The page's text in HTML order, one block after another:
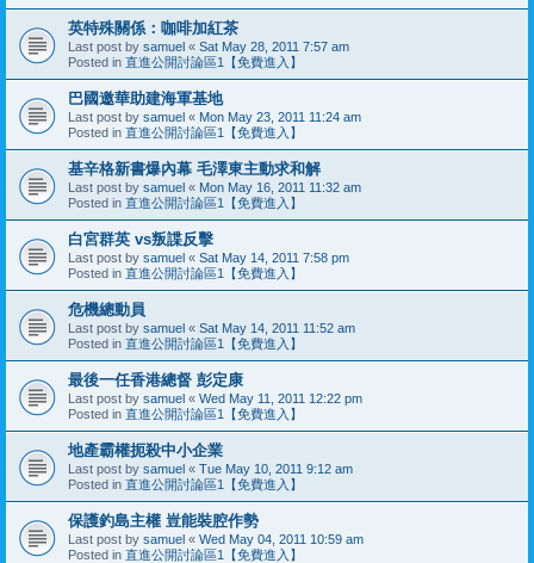
英特殊關係：咖啡加紅茶
Last post by samuel « Sat May 28, 2011 7:57 am
Posted in 直進公開討論區1【免費進入】
巴國邀華助建海軍基地
Last post by samuel « Mon May 23, 2011 11:24 am
Posted in 直進公開討論區1【免費進入】
基辛格新書爆內幕 毛澤東主動求和解
Last post by samuel « Mon May 16, 2011 11:32 am
Posted in 直進公開討論區1【免費進入】
白宮群英 vs叛諜反擊
Last post by samuel « Sat May 14, 2011 7:58 pm
Posted in 直進公開討論區1【免費進入】
危機總動員
Last post by samuel « Sat May 14, 2011 11:52 am
Posted in 直進公開討論區1【免費進入】
最後一任香港總督 彭定康
Last post by samuel « Wed May 11, 2011 12:22 pm
Posted in 直進公開討論區1【免費進入】
地產霸權扼殺中小企業
Last post by samuel « Tue May 10, 2011 9:12 am
Posted in 直進公開討論區1【免費進入】
保護釣島主權 豈能裝腔作勢
Last post by samuel « Wed May 04, 2011 10:59 am
Posted in 直進公開討論區1【免費進入】